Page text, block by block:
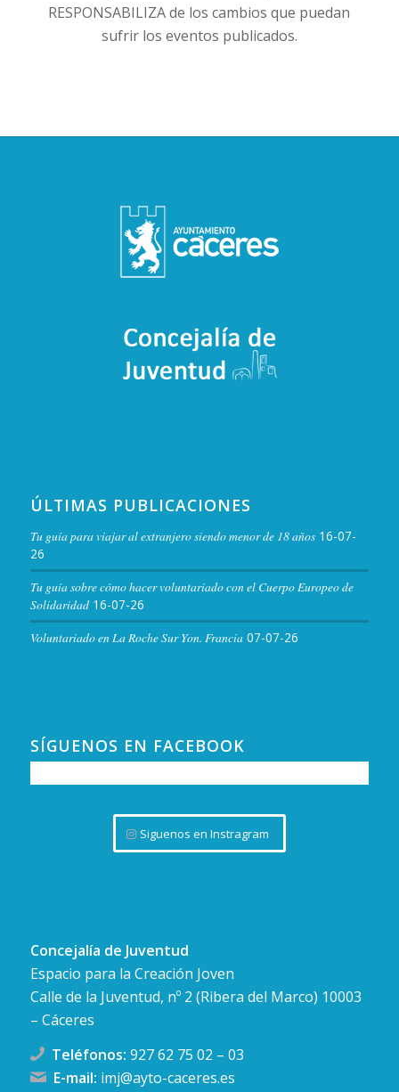
RESPONSABILIZA de los cambios que puedan
sufrir los eventos publicados.
ÚLTIMAS PUBLICACIONES
Tu guía para viajar al extranjero siendo menor de 18 años 16-07-
26
Tu guía sobre cómo hacer voluntariado con el Cuerpo Europeo de
Solidaridad 16-07-26
Voluntariado en La Roche Sur Yon. Francia 07-07-26
SÍGUENOS EN FACEBOOK
Siguenos en Instragram
Concejalía de Juventud
Espacio para la Creación Joven
Calle de la Juventud, nº 2 (Ribera del Marco) 10003
– Cáceres
Teléfonos: 927 62 75 02 – 03
E-mail: imj@ayto-caceres.es